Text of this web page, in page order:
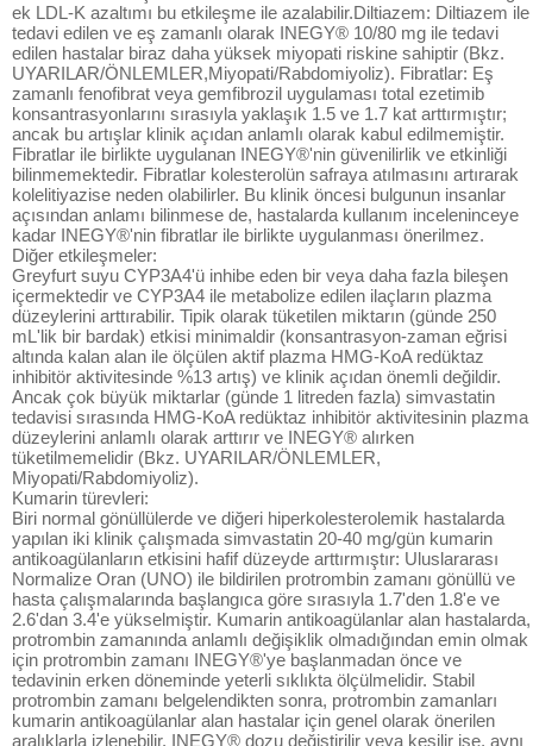
ek LDL-K azaltımı bu etkileşme ile azalabilir.Diltiazem: Diltiazem ile
tedavi edilen ve eş zamanlı olarak INEGY® 10/80 mg ile tedavi
edilen hastalar biraz daha yüksek miyopati riskine sahiptir (Bkz.
UYARILAR/ÖNLEMLER,Miyopati/Rabdomiyoliz). Fibratlar: Eş
zamanlı fenofibrat veya gemfibrozil uygulaması total ezetimib
konsantrasyonlarını sırasıyla yaklaşık 1.5 ve 1.7 kat arttırmıştır;
ancak bu artışlar klinik açıdan anlamlı olarak kabul edilmemiştir.
Fibratlar ile birlikte uygulanan INEGY®'nin güvenilirlik ve etkinliği
bilinmemektedir. Fibratlar kolesterolün safraya atılmasını artırarak
kolelitiyazise neden olabilirler. Bu klinik öncesi bulgunun insanlar
açısından anlamı bilinmese de, hastalarda kullanım inceleninceye
kadar INEGY®'nin fibratlar ile birlikte uygulanması önerilmez.
Diğer etkileşmeler:
Greyfurt suyu CYP3A4'ü inhibe eden bir veya daha fazla bileşen
içermektedir ve CYP3A4 ile metabolize edilen ilaçların plazma
düzeylerini arttırabilir. Tipik olarak tüketilen miktarın (günde 250
mL'lik bir bardak) etkisi minimaldir (konsantrasyon-zaman eğrisi
altında kalan alan ile ölçülen aktif plazma HMG-KoA redüktaz
inhibitör aktivitesinde %13 artış) ve klinik açıdan önemli değildir.
Ancak çok büyük miktarlar (günde 1 litreden fazla) simvastatin
tedavisi sırasında HMG-KoA redüktaz inhibitör aktivitesinin plazma
düzeylerini anlamlı olarak arttırır ve INEGY® alırken
tüketilmemelidir (Bkz. UYARILAR/ÖNLEMLER,
Miyopati/Rabdomiyoliz).
Kumarin türevleri:
Biri normal gönüllülerde ve diğeri hiperkolesterolemik hastalarda
yapılan iki klinik çalışmada simvastatin 20-40 mg/gün kumarin
antikoagülanların etkisini hafif düzeyde arttırmıştır: Uluslararası
Normalize Oran (UNO) ile bildirilen protrombin zamanı gönüllü ve
hasta çalışmalarında başlangıca göre sırasıyla 1.7'den 1.8'e ve
2.6'dan 3.4'e yükselmiştir. Kumarin antikoagülanlar alan hastalarda,
protrombin zamanında anlamlı değişiklik olmadığından emin olmak
için protrombin zamanı INEGY®'ye başlanmadan önce ve
tedavinin erken döneminde yeterli sıklıkta ölçülmelidir. Stabil
protrombin zamanı belgelendikten sonra, protrombin zamanları
kumarin antikoagülanlar alan hastalar için genel olarak önerilen
aralıklarla izlenebilir. INEGY® dozu değiştirilir veya kesilir ise, aynı